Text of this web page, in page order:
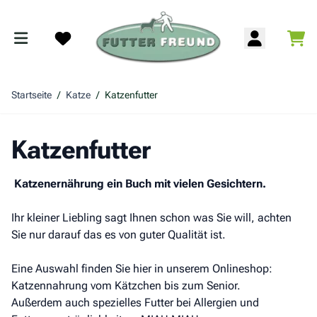
Startseite / Katze / Katzenfutter
Katzenfutter
Katzenernährung ein Buch mit vielen Gesichtern.
Ihr kleiner Liebling sagt Ihnen schon was Sie will, achten
Sie nur darauf das es von guter Qualität ist.
Eine Auswahl finden Sie hier in unserem Onlineshop:
Katzennahrung vom Kätzchen bis zum Senior.
Außerdem auch spezielles Futter bei Allergien und